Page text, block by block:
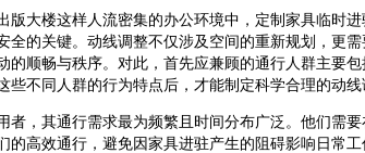
版大楼这样人流密集的办公环境中，定制家具临时
全的关键。动线调整不仅涉及空间的重新规划，更
的顺畅与秩序。对此，首先应兼顾的通行人群主要
些不同人群的行为特点后，才能制定科学合理的动线
者，其通行需求最为频繁且时间分布广泛。他们需
的高效通行，避免因家具进驻产生的阻碍影响日常